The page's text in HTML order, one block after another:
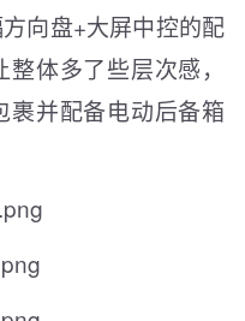
向盘+大屏中控的配
体多了些层次感，
裹并配备电动后备箱